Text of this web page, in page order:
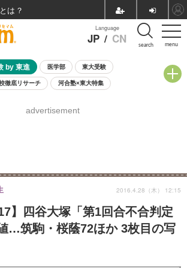
menu
Language
JP / CN search
by 東進 医学部 東大受験
徹底リサーチ 河合塾×東大特集
8月開催学校説明会・相談会
advertisement
】四谷大塚「第1回合不合判定
…筑駒・桜蔭72ほか 3枚目の写
2016.4.28（木） 12:15